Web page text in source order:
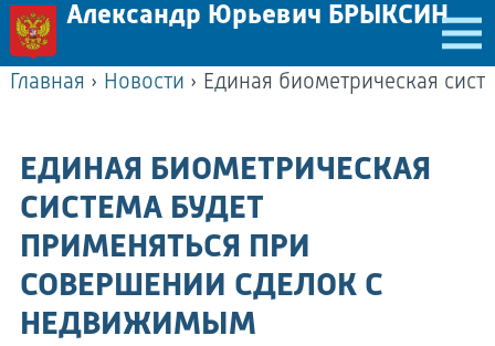
Александр Юрьевич БРЫКСИН
Главная › Новости ›
ЕДИНАЯ БИОМЕТРИЧЕСКАЯ
СИСТЕМА БУДЕТ
ПРИМЕНЯТЬСЯ ПРИ
СОВЕРШЕНИИ СДЕЛОК С
НЕДВИЖИМЫМ